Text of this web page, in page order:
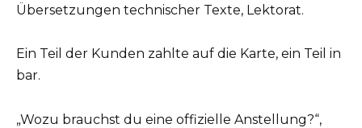
Übersetzungen technischer Texte, Lektorat.
Ein Teil der Kunden zahlte auf die Karte, ein Teil in
bar.
„Wozu brauchst du eine offizielle Anstellung?“,